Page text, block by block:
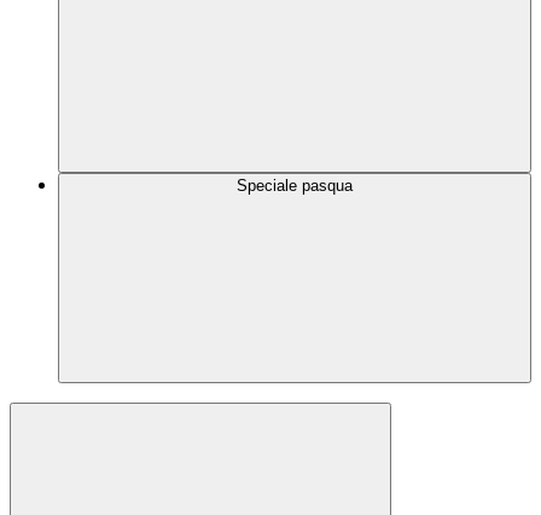
Speciale pasqua